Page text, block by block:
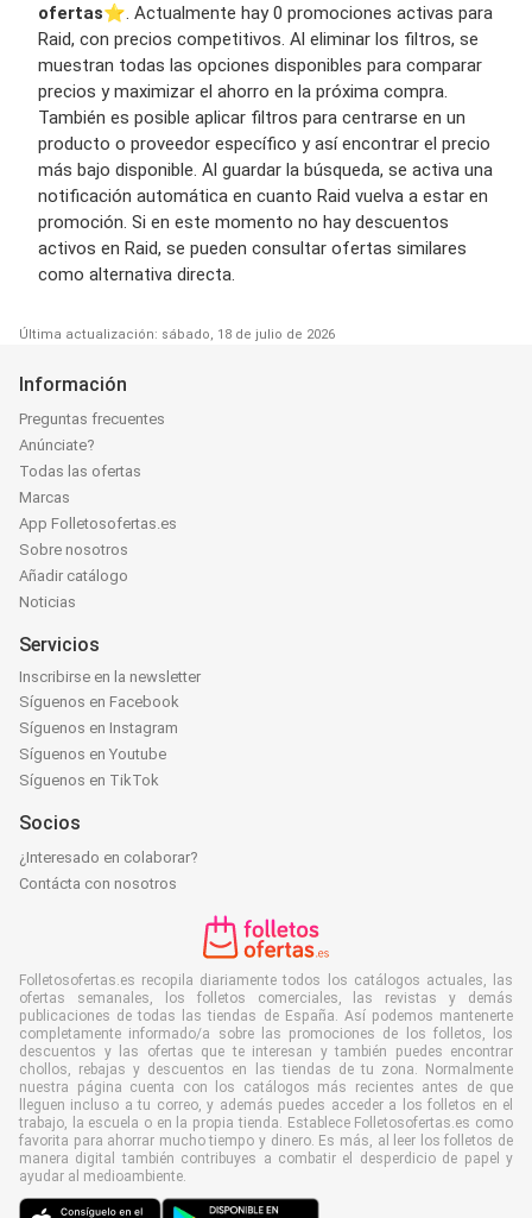
ofertas⭐️. Actualmente hay 0 promociones activas para
Raid, con precios competitivos. Al eliminar los filtros, se
muestran todas las opciones disponibles para comparar
precios y maximizar el ahorro en la próxima compra.
También es posible aplicar filtros para centrarse en un
producto o proveedor específico y así encontrar el precio
más bajo disponible. Al guardar la búsqueda, se activa una
notificación automática en cuanto Raid vuelva a estar en
promoción. Si en este momento no hay descuentos
activos en Raid, se pueden consultar ofertas similares
como alternativa directa.
Última actualización: sábado, 18 de julio de 2026
Información
Preguntas frecuentes
Anúnciate?
Todas las ofertas
Marcas
App Folletosofertas.es
Sobre nosotros
Añadir catálogo
Noticias
Servicios
Inscribirse en la newsletter
Síguenos en Facebook
Síguenos en Instagram
Síguenos en Youtube
Síguenos en TikTok
Socios
¿Interesado en colaborar?
Contácta con nosotros
Folletosofertas.es recopila diariamente todos los catálogos actuales, las
ofertas semanales, los folletos comerciales, las revistas y demás
publicaciones de todas las tiendas de España. Así podemos mantenerte
completamente informado/a sobre las promociones de los folletos, los
descuentos y las ofertas que te interesan y también puedes encontrar
chollos, rebajas y descuentos en las tiendas de tu zona. Normalmente
nuestra página cuenta con los catálogos más recientes antes de que
lleguen incluso a tu correo, y además puedes acceder a los folletos en el
trabajo, la escuela o en la propia tienda. Establece Folletosofertas.es como
favorita para ahorrar mucho tiempo y dinero. Es más, al leer los folletos de
manera digital también contribuyes a combatir el desperdicio de papel y
ayudar al medioambiente.